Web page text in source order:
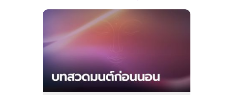
ใน
รอบ
ของ
Sanook
ดูด